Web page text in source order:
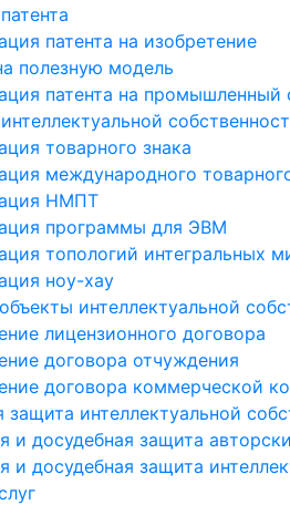
патента на изобретение
полезную модель
патента на промышленный
товарного знака
международного
НМПТ
программы для ЭВМ
топологий интегральных
ноу-хау
интеллектуальной
лицензионного договора
договора отчуждения
договора коммерческой
интеллектуальной
и досудебная защита
и досудебная защита